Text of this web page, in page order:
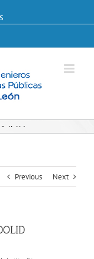
Previous Next